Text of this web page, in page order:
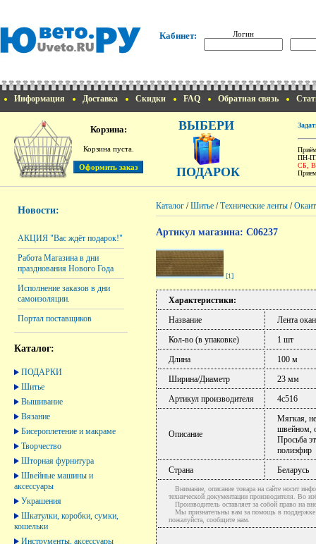
Кабинет: Логин
Информация Доставка Скидки FAQ Обратная связь
Корзина:
Корзина пуста.
ВЫБЕРИ
ПОДАРОК
ПН-
СБ,
Новости:
АКЦИЯ "Вас ждёт подарок!"
Работа Магазина в дни
празднования Нового Года
Исполнение заказов в дни
самоизоляции.
Портал поставщиков
Каталог:
ПОДАРКИ
Шитье
Вышивание
Вязание
Бисероплетение и макраме
Творчество
Шторная фурнитура
Швейные машины и
аксессуары
Украшения
Шкатулки, коробки, сумки,
кошельки
Инструменты, аксессуары
Каталог /Шитье /Технические ленты /
Артикул магазина: C06237
[1]
Характеристики:
Название
Лента
Кол-во (в упаковке)
1 шт
Длина
100 м
Ширина/Диаметр
23 мм
Артикул производителя
4с516
Описание
Мягкая,
швейном,
Просьба
полиэфир
Страна
Беларусь
Внимание, описание товара на сайте носит
технической документации производителя. Во
Производитель оставляет за собой право на
Мы признательны вам за помощь в поддержке
пожалуйста, сообщите нам.